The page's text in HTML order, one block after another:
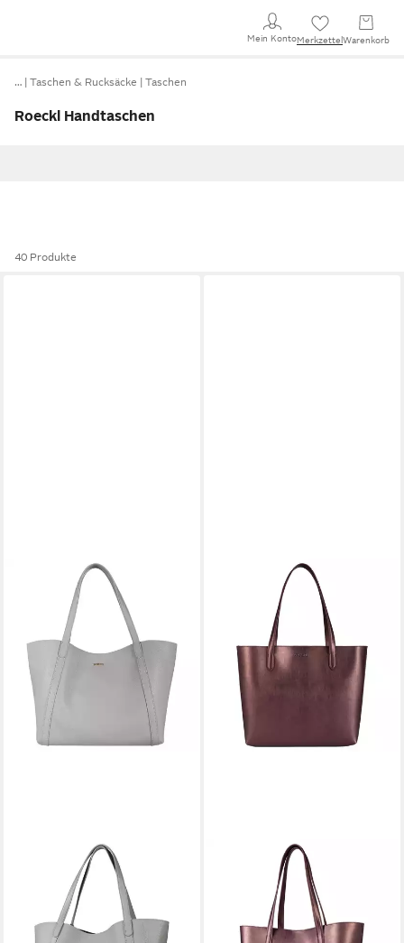
Mein KontoMerkzettel Warenkorb
… Taschen & Rucksäcke Taschen
Roeckl Handtaschen
40 Produkte